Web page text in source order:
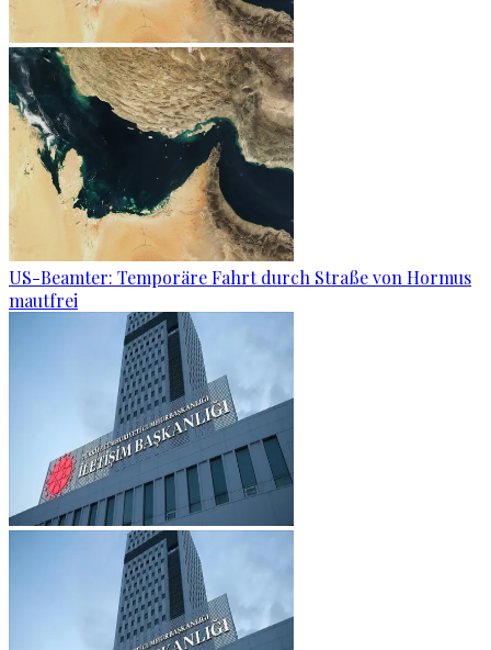
US-Beamter: Temporäre Fahrt durch Straße von Hormus
mautfrei